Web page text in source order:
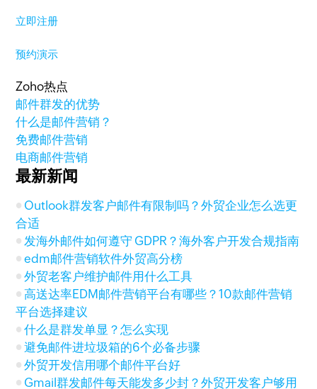
立即注册
预约演示
Zoho热点
邮件群发的优势
什么是邮件营销？
免费邮件营销
电商邮件营销
最新新闻
Outlook群发客户邮件有限制吗？外贸企业怎么选更
合适
发海外邮件如何遵守 GDPR？海外客户开发合规指南
edm邮件营销软件外贸高分榜
外贸老客户维护邮件用什么工具
高送达率EDM邮件营销平台有哪些？10款邮件营销
平台选择建议
什么是群发单显？怎么实现
避免邮件进垃圾箱的6个必备步骤
外贸开发信用哪个邮件平台好
Gmail群发邮件每天能发多少封？外贸开发客户够用